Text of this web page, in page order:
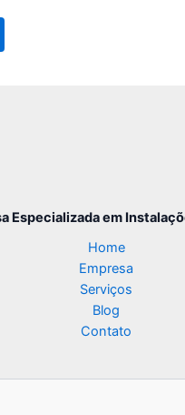
Especializadaem
Home
Empresa
Serviços
Blog
Contato